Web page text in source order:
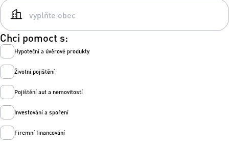
Chci pomoct s:
Hypoteční a úvěrové produkty
Životní pojištění
Pojištění aut a nemovitostí
Investování a spoření
Firemní financování